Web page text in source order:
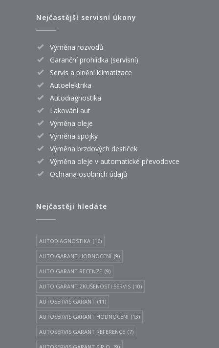
Nejčastější servisní úkony
Výměna rozvodů
Garanční prohlídka (servisní)
Servis a plnění klimatizace
Autoelektrika
Autodiagnostika
Lakování aut
Výměna oleje
Výměna spojky
Výměna brzdových destiček
Výměna oleje v automatické převodovce
Ochrana osobních údajů
Nejčastěji hledáte
AUTODIAGNOSTIKA (16)
AUTO GARANT HODNOCENÍ (9)
AUTO GARANT RECENZE (9)
AUTO GARANT ZKUŠENOSTI SERVIS (10)
AUTOSERVIS GARANT (11)
AUTOSERVIS GARANT HODNOCENI (13)
AUTOSERVIS GARANT REFERENCE (7)